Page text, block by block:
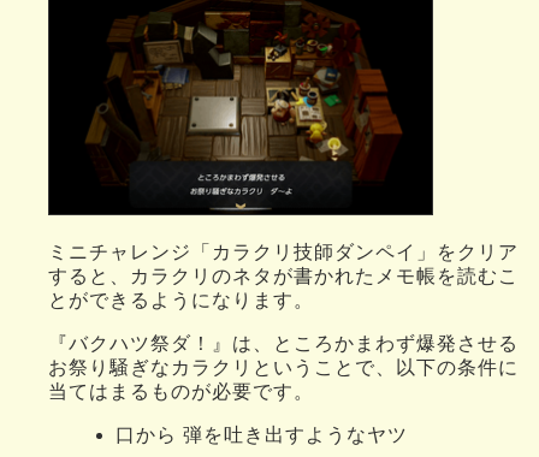
ミニチャレンジ「カラクリ技師ダンペイ」をクリア
すると、カラクリのネタが書かれたメモ帳を読むこ
とができるようになります。
『バクハツ祭ダ！』は、ところかまわず爆発させる
お祭り騒ぎなカラクリということで、以下の条件に
当てはまるものが必要です。
口から 弾を吐き出すようなヤツ